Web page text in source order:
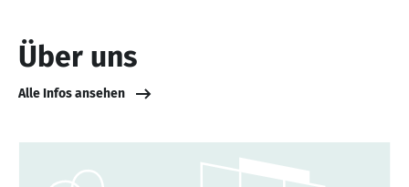
Über uns
Alle Infos ansehen